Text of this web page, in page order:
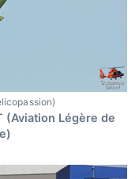
(Aviation Légère de